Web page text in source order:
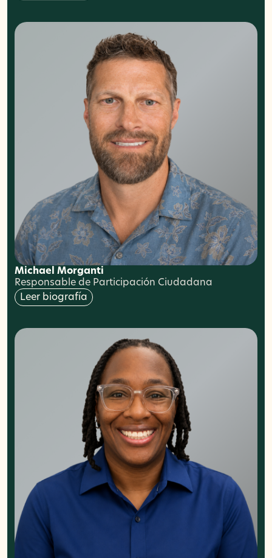
Michael Morganti
Responsable de Participación Ciudadana
Leer biografía